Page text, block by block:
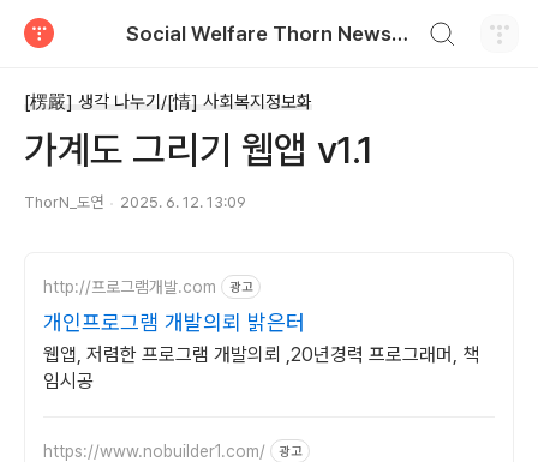
Social Welfare Thorn News, 福智衍, 복지비틀기
[楞嚴] 생각 나누기/[情] 사회복지정보화
가계도 그리기 웹앱 v1.1
ThorN_도연 2025. 6. 12. 13:09
http://프로그램개발.com 광고
개인프로그램 개발의뢰 밝은터
웹앱, 저렴한 프로그램 개발의뢰 ,20년경력 프로그래머, 책
임시공
https://www.nobuilder1.com/ 광고